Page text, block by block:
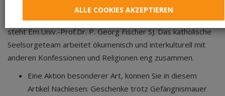
Seit 1. August 2012 koordiniert Dr. Andreas Liebl die
Gefängnis-Seelsorge der Diözese Innsbruck, ihm zur Seite
steht Em.Univ.-Prof.Dr. P. Georg Fischer SJ. Das katholische
Seelsorgeteam arbeitet ökumenisch und interkulturell mit
anderen Konfessionen und Religionen eng zusammen.
Eine Aktion besonderer Art, können Sie in diesem
Artikel Nachlesen: Geschenke trotz Gefängnismauer
ALLE COOKIES AKZEPTIEREN